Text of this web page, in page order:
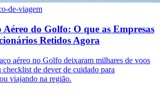
de-viagem
Aéreo do Golfo: O que as Empresas
Retidos Agora
aéreo no Golfo deixaram milhares de voos
de dever de cuidado para
viajando na região.